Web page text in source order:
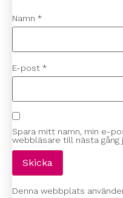
Namn *
E-post *
Spara mitt namn, min e-
webbläsare till nästa gång
Denna webbplats